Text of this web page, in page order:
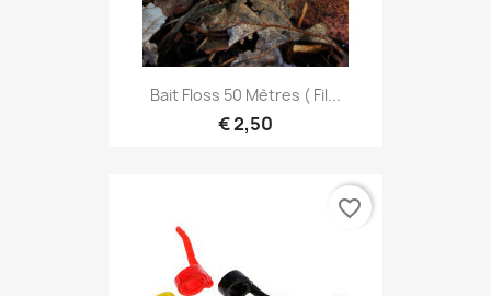
Bait Floss 50 Mètres ( Fil...
€ 2,50
favorite_border